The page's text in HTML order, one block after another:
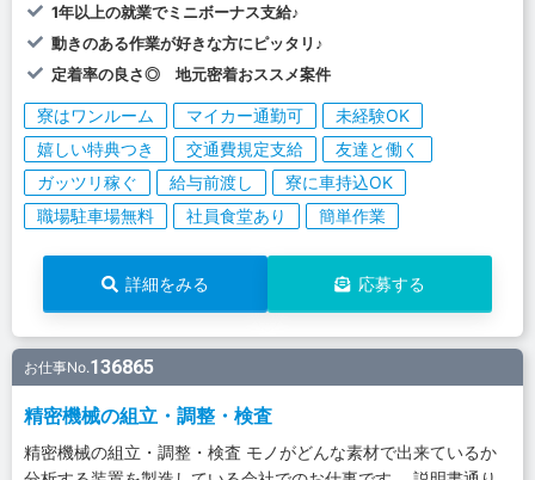
1年以上の就業でミニボーナス支給♪
動きのある作業が好きな方にピッタリ♪
定着率の良さ◎ 地元密着おススメ案件
寮はワンルーム マイカー通勤可
未経験OK
嬉しい特典つき
交通費規定支給
友達と働く
ガッツリ稼ぐ
給与前渡し
寮に車持込OK
職場駐車場無料
社員食堂あり 簡単作業
詳細をみる 応募する
お仕事No.136865
精密機械の組立・調整・検査
精密機械の組立・調整・検査 モノがどんな素材で出来ているか